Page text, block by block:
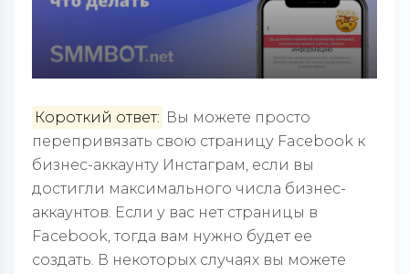
Короткий ответ: Вы можете просто
перепривязать свою страницу Facebook к
бизнес-аккаунту Инстаграм, если вы
достигли максимального числа бизнес-
аккаунтов. Если у вас нет страницы в
Facebook, тогда вам нужно будет ее
создать. В некоторых случаях вы можете